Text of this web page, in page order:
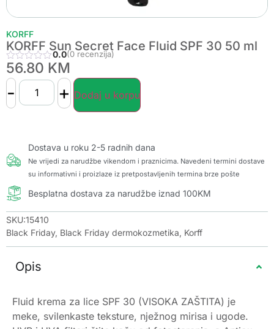
KORFF
KORFF Sun Secret Face Fluid SPF 30 50 ml
0.0(0 recenzija)
56.80 KM
- + Dodaj u korpu
Dostava u roku 2-5 radnih dana
Ne vrijedi za narudžbe vikendom i praznicima. Navedeni termini dostave
su informativni i proizlaze iz pretpostavljenih termina brze pošte
Besplatna dostava za narudžbe iznad 100KM
SKU:15410
Black Friday, Black Friday dermokozmetika, Korff
Opis
Fluid krema za lice SPF 30 (VISOKA ZAŠTITA) je
meke, svilenkaste teksture, nježnog mirisa i ugode.